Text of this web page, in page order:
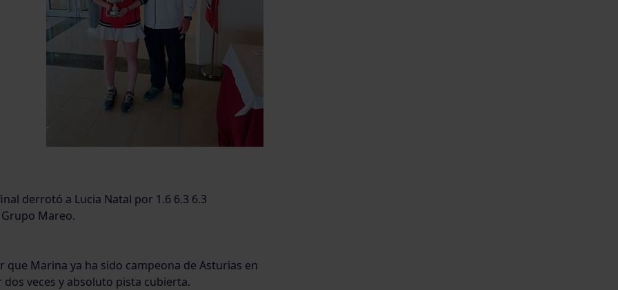
derrotó a Lucia Natal por 1.6 6.3 6.3
Mareo.
que Marina ya ha sido campeona de Asturias en
dos veces y absoluto pista cubierta.